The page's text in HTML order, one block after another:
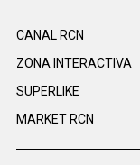
CANAL RCN
ZONA INTERACTIVA
SUPERLIKE
MARKET RCN